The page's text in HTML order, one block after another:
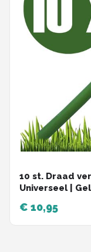
10 st. Draad
Universeel |
€ 10,95